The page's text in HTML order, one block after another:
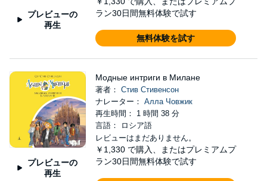
プレビューの
再生
ラン30日間無料体験で試す
無料体験を試す
プレビューの
再生
Модные интриги в Милане
著者： Стив Стивенсон
ナレーター： Алла Човжик
再生時間： 1 時間 38 分
言語： ロシア語
レビューはまだありません。
￥1,330 で購入、またはプレミアムプ
ラン30日間無料体験で試す